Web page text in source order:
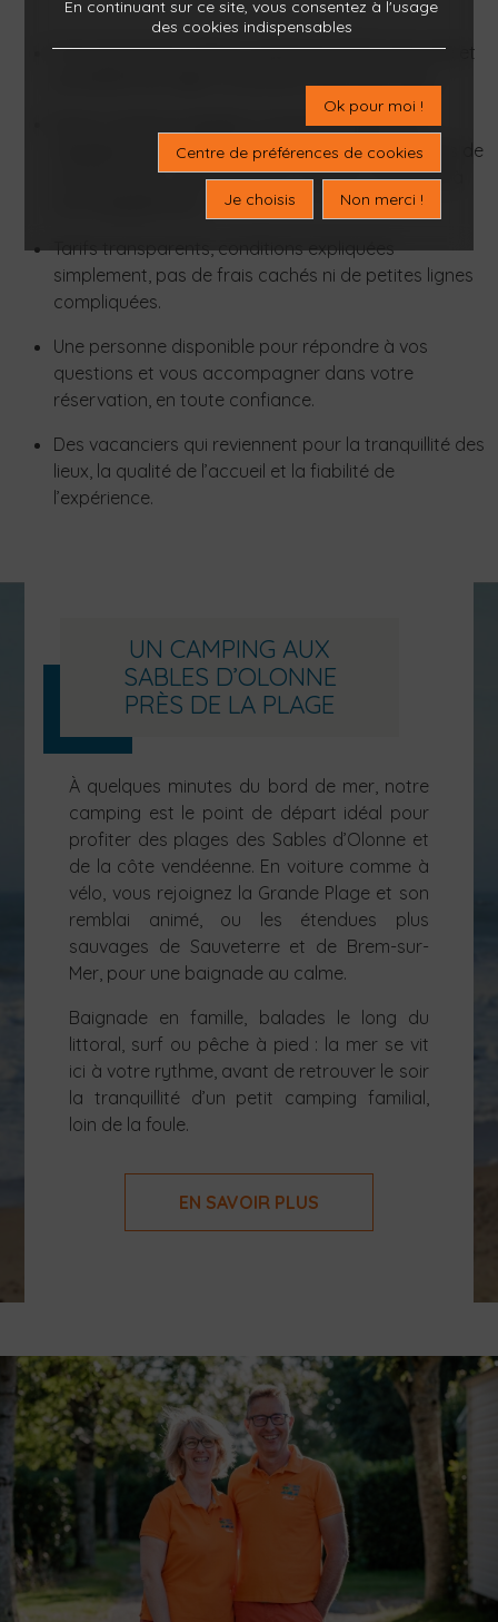
Frais de dossier offerts, paiement 100 % sécurisé et
Notre camping, labellisé Camping Qualité, est
régulièrement évalué à travers plus de 600 points de
contrôle, pour vous garantir un séjour conforme à
Tarifs transparents, conditions expliquées
simplement, pas de frais cachés ni de petites lignes
compliquées.
Une personne disponible pour répondre à vos
questions et vous accompagner dans votre
réservation, en toute confiance.
Des vacanciers qui reviennent pour la tranquillité des
lieux, la qualité de l’accueil et la fiabilité de
l’expérience.
UN CAMPING AUX
SABLES D’OLONNE
PRÈS DE LA PLAGE
À quelques minutes du bord de mer, notre
camping est le point de départ idéal pour
profiter des plages des Sables d’Olonne et
de la côte vendéenne. En voiture comme à
vélo, vous rejoignez la Grande Plage et son
remblai animé, ou les étendues plus
sauvages de Sauveterre et de Brem-sur-
Mer, pour une baignade au calme.
Baignade en famille, balades le long du
littoral, surf ou pêche à pied : la mer se vit
ici à votre rythme, avant de retrouver le soir
la tranquillité d’un petit camping familial,
loin de la foule.
EN SAVOIR PLUS
En continuant sur ce site, vous consentez à l'usage
des cookies indispensables
Ok pour moi !
Centre de préférences de cookies
Non merci !
Je choisis